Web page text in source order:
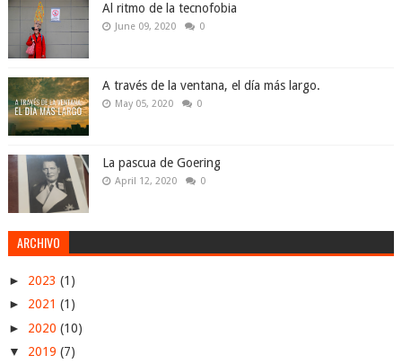
Al ritmo de la tecnofobia
June 09, 2020 0
A través de la ventana, el día más largo.
May 05, 2020 0
La pascua de Goering
April 12, 2020 0
ARCHIVO
► 2023 (1)
► 2021 (1)
► 2020 (10)
▼ 2019 (7)